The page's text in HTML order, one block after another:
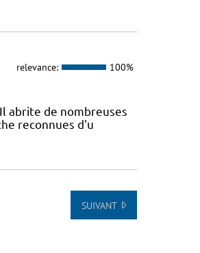
relevance: 100%
abrite de nombreuses
reconnues d'u
SUIVANT